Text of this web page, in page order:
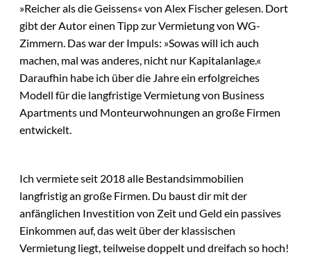
»Reicher als die Geissens« von Alex Fischer gelesen. Dort
gibt der Autor einen Tipp zur Vermietung von WG-
Zimmern. Das war der Impuls: »Sowas will ich auch
machen, mal was anderes, nicht nur Kapitalanlage.«
Daraufhin habe ich über die Jahre ein erfolgreiches
Modell für die langfristige Vermietung von Business
Apartments und Monteurwohnungen an große Firmen
entwickelt.
Ich vermiete seit 2018 alle Bestandsimmobilien
langfristig an große Firmen. Du baust dir mit der
anfänglichen Investition von Zeit und Geld ein passives
Einkommen auf, das weit über der klassischen
Vermietung liegt, teilweise doppelt und dreifach so hoch!